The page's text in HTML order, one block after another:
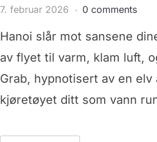
7. februar 2026 0 comments
Hanoi slår mot sansene
av flyet til varm, klam luft,
Grab, hypnotisert av en
kjøretøyet ditt som vann